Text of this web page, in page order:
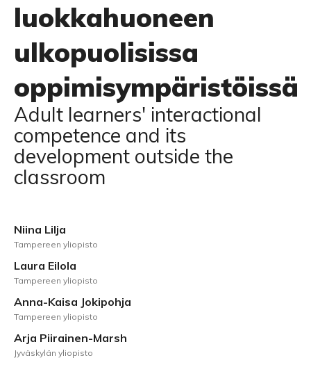
luokkahuoneen
ulkopuolisissa
oppimisympäristöissä
Adult learners' interactional
competence and its
development outside the
classroom
Niina Lilja
Tampereen yliopisto
Laura Eilola
Tampereen yliopisto
Anna-Kaisa Jokipohja
Tampereen yliopisto
Arja Piirainen-Marsh
Jyväskylän yliopisto